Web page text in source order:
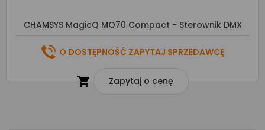
CHAMSYS MagicQ MQ70 Compact - Sterownik DMX
O DOSTĘPNOŚĆ ZAPYTAJ SPRZEDAWCĘ
 Zapytaj o cenę